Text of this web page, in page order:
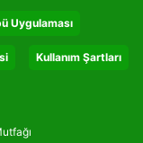
Uygulaması
Kullanım Şartları